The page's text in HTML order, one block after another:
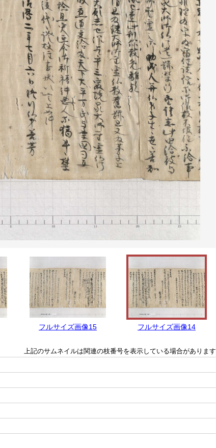
フルサイズ画像15 フルサイズ画像14
上記のサムネイルは関連の枝番号を表示している場合があります